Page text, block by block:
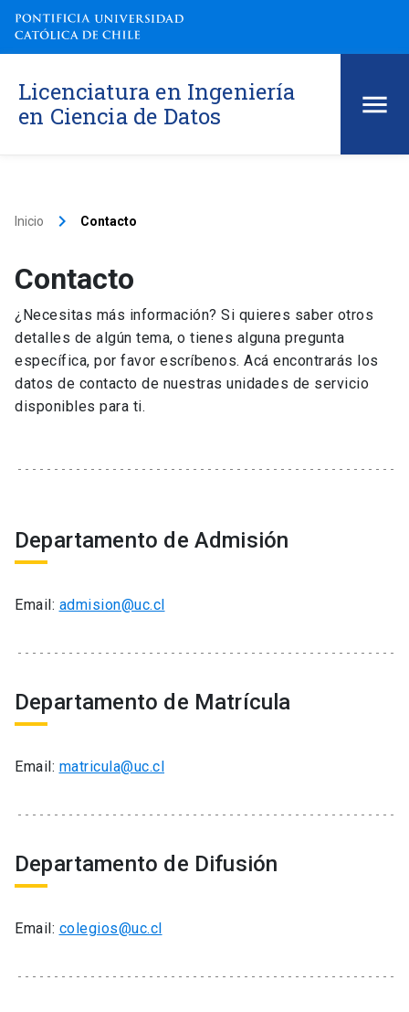
Licenciatura en Ingeniería
en Ciencia de Datos
Inicio keyboard_arrow_right Contacto
Contacto
¿Necesitas más información? Si quieres saber otros
detalles de algún tema, o tienes alguna pregunta
específica, por favor escríbenos. Acá encontrarás los
datos de contacto de nuestras unidades de servicio
disponibles para ti.
Departamento de Admisión
Email: admision@uc.cl
Departamento de Matrícula
Email: matricula@uc.cl
Departamento de Difusión
Email: colegios@uc.cl